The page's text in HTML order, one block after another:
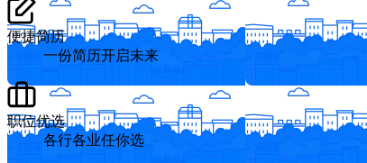
便捷简历
一份简历开启未来
职位优选
各行各业任你选